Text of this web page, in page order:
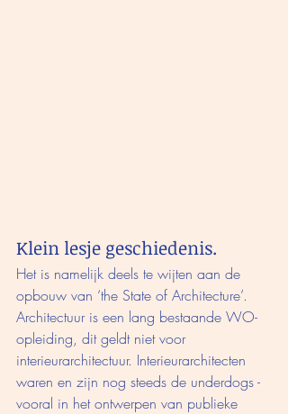
Klein lesje geschiedenis.
Het is namelijk deels te wijten aan de
opbouw van ‘the State of Architecture’.
Architectuur is een lang bestaande WO-
opleiding, dit geldt niet voor
interieurarchitectuur. Interieurarchitecten
waren en zijn nog steeds de underdogs -
vooral in het ontwerpen van publieke